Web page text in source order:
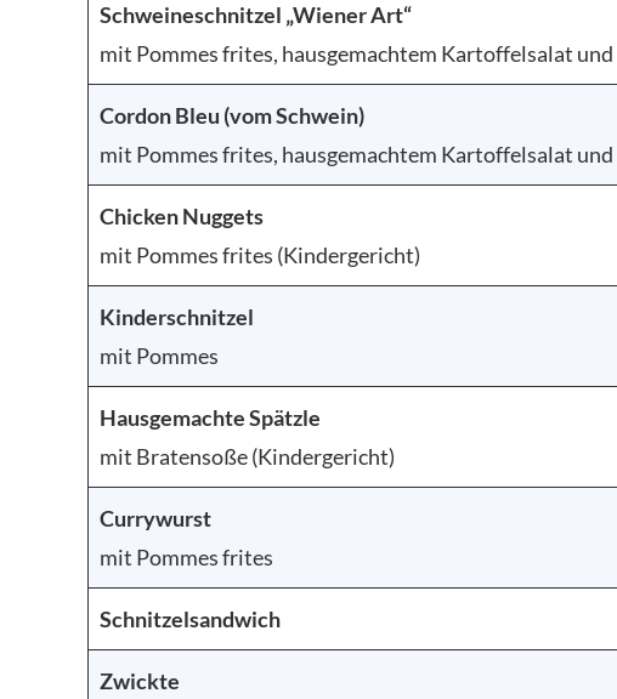
Schweineschnitzel „Wiener Art“
mit Pommes frites, hausgemachtem Kartoffelsalat
Cordon Bleu (vom Schwein)
mit Pommes frites, hausgemachtem Kartoffelsalat
Chicken Nuggets
mit Pommes frites (Kindergericht)
Kinderschnitzel
mit Pommes
Hausgemachte Spätzle
mit Bratensoße (Kindergericht)
Currywurst
mit Pommes frites
Schnitzelsandwich
Zwickte